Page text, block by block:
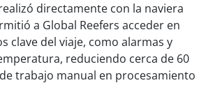
directamente con la naviera
a Global Reefers acceder en
clave del viaje, como alarmas y
reduciendo cerca de 60
trabajo manual en procesamiento